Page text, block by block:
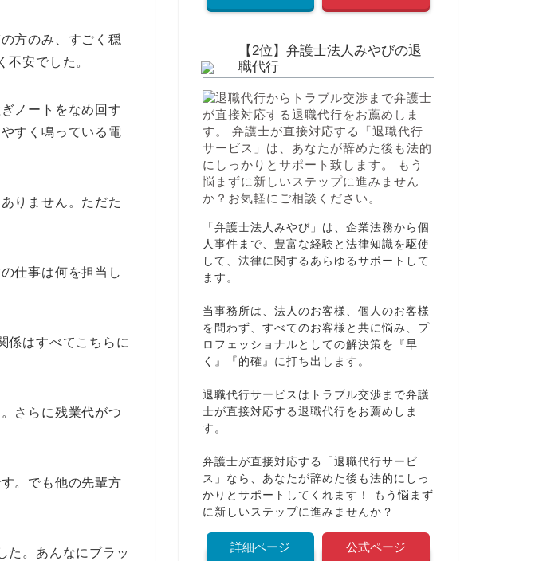
方のみ、すごく穏
安でした。
ノートをなめ回す
すく鳴っている電
りません。ただた
仕事は何を担当し
係はすべてこちらに
さらに残業代がつ
。でも他の先輩方
た。あんなにブラッ
【2位】弁護士法人みやびの退
職代行
「弁護士法人みやび」は、企業法務から個
人事件まで、豊富な経験と法律知識を駆使
して、法律に関するあらゆるサポートして
ます。
当事務所は、法人のお客様、個人のお客様
を問わず、すべてのお客様と共に悩み、プ
ロフェッショナルとしての解決策を『早
く』『的確』に打ち出します。
退職代行サービスはトラブル交渉まで弁護
士が直接対応する退職代行をお薦めしま
す。
弁護士が直接対応する「退職代行サービ
ス」なら、あなたが辞めた後も法的にしっ
かりとサポートしてくれます！ もう悩まず
に新しいステップに進みませんか？
詳細ページ 公式ページ